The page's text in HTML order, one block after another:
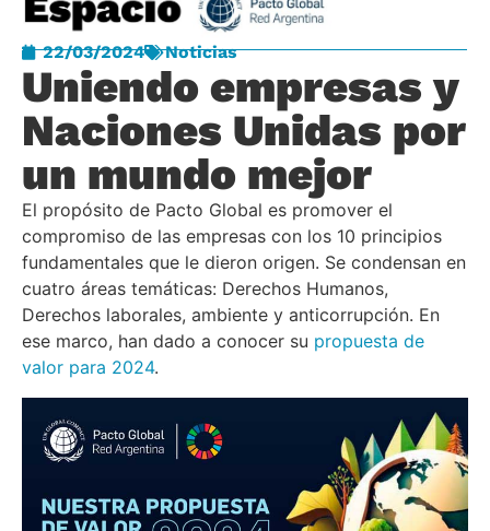
22/03/2024 Noticias
Uniendo empresas y
Naciones Unidas por
un mundo mejor
El propósito de Pacto Global es promover el
compromiso de las empresas con los 10 principios
fundamentales que le dieron origen. Se condensan en
cuatro áreas temáticas: Derechos Humanos,
Derechos laborales, ambiente y anticorrupción. En
ese marco, han dado a conocer su propuesta de
valor para 2024.